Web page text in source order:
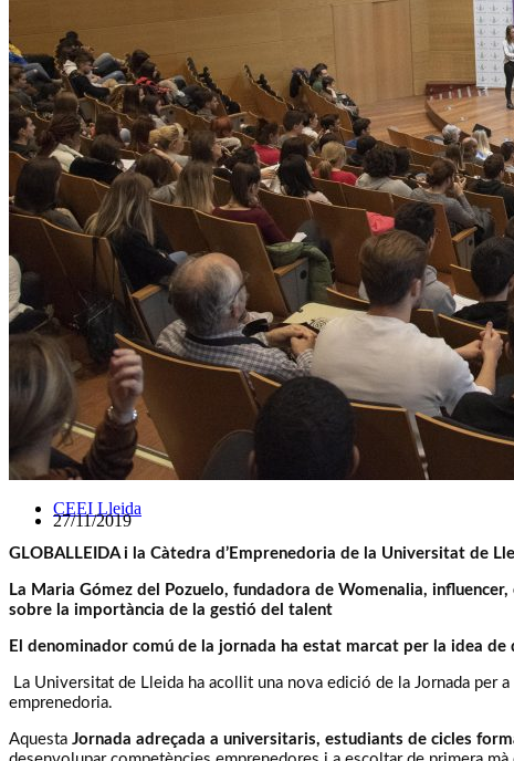
CEEI Lleida
27/11/2019
GLOBALLEIDA i la Càtedra d’Emprenedoria de la Universitat de
La Maria Gómez del Pozuelo, fundadora de Womenalia,
sobre la importància de la gestió del talent
El denominador comú de la jornada ha estat marcat per la idea
La Universitat de Lleida ha acollit una nova edició de la Jornada per
emprenedoria.
Aquesta Jornada adreçada a universitaris, estudiants de cicles